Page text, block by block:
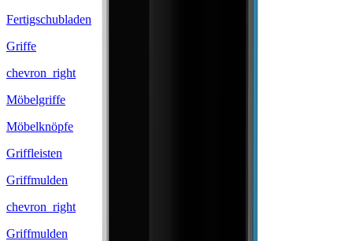
Fertigschubladen
Griffe
chevron_right
Möbelgriffe
Möbelknöpfe
Griffleisten
Griffmulden
chevron_right
Griffmulden